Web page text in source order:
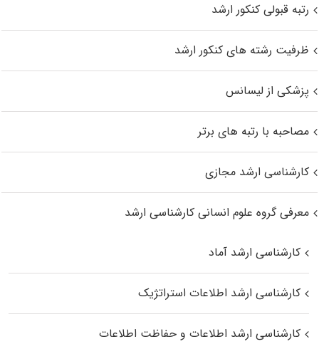
رتبه قبولی کنکور ارشد
ظرفیت رشته های کنکور ارشد
پزشکی از لیسانس
مصاحبه با رتبه های برتر
کارشناسی ارشد مجازی
معرفی گروه علوم انسانی کارشناسی ارشد
کارشناسی ارشد آماد
کارشناسی ارشد اطلاعات استراتژیک
کارشناسی ارشد اطلاعات و حفاظت اطلاعات